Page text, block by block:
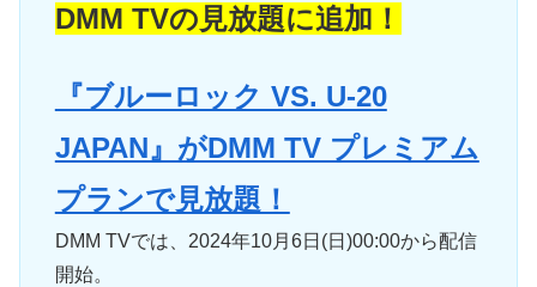
DMM TVの見放題に追加！
『ブルーロック VS. U-20
JAPAN』がDMM TV プレミアム
プランで見放題！
DMM TVでは、2024年10月6日(日)00:00から配信
開始。